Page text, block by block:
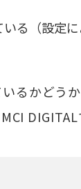
る（設定に
るかどう
DIGITAL